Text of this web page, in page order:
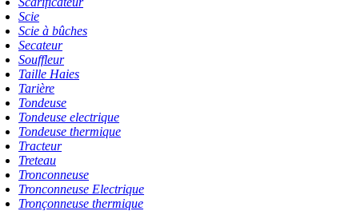
Scie
Scie à bûches
Secateur
Souffleur
Taille Haies
Tarière
Tondeuse
Tondeuse electrique
Tondeuse thermique
Tracteur
Treteau
Tronconneuse
Tronconneuse Electrique
Tronçonneuse thermique